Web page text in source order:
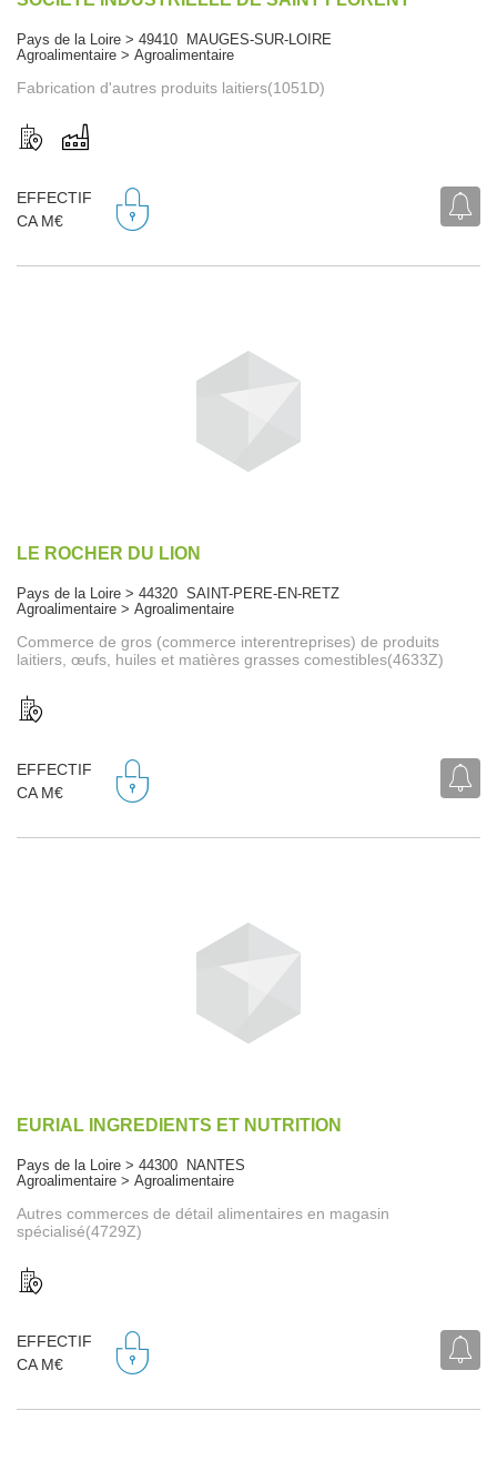
Pays de la Loire > 49410 MAUGES-SUR-LOIRE
Agroalimentaire > Agroalimentaire
Fabrication d'autres produits laitiers(1051D)
EFFECTIF
CA M€
LE ROCHER DU LION
Pays de la Loire > 44320 SAINT-PERE-EN-RETZ
Agroalimentaire > Agroalimentaire
Commerce de gros (commerce interentreprises) de produits
laitiers, œufs, huiles et matières grasses comestibles(4633Z)
EFFECTIF
CA M€
EURIAL INGREDIENTS ET NUTRITION
Pays de la Loire > 44300 NANTES
Agroalimentaire > Agroalimentaire
Autres commerces de détail alimentaires en magasin
spécialisé(4729Z)
EFFECTIF
CA M€